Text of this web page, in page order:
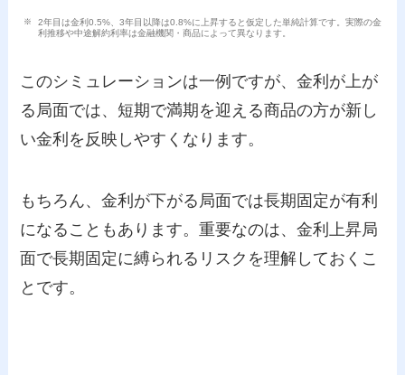
2年目は金利0.5%、3年目以降は0.8%に上昇すると仮定した単純計算です。実際の金
利推移や中途解約利率は金融機関・商品によって異なります。
このシミュレーションは一例ですが、金利が上が
る局面では、短期で満期を迎える商品の方が新し
い金利を反映しやすくなります。
もちろん、金利が下がる局面では長期固定が有利
になることもあります。重要なのは、金利上昇局
面で長期固定に縛られるリスクを理解しておくこ
とです。